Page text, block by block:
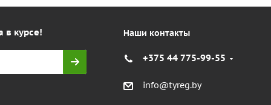
в курсе! Наши контакты
+375 44 775-99-55
info@tyreg.by